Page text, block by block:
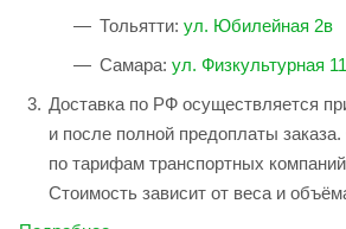
Тольятти: ул. Юбилейная 2в
Самара: ул. Физкультурная
Доставка по РФ осуществляется
и после полной предоплаты
по тарифам транспортных
Стоимость зависит от веса и